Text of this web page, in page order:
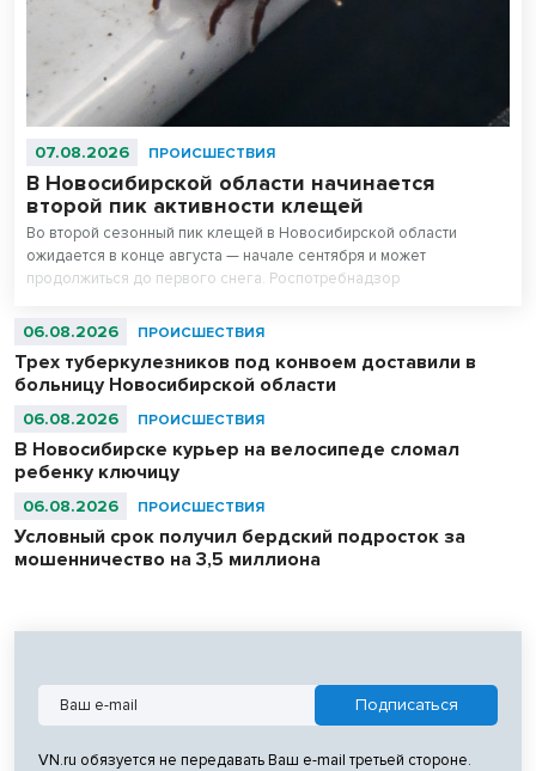
07.08.2026 ПРОИСШЕСТВИЯ
В Новосибирской области начинается
второй пик активности клещей
Во второй сезонный пик клещей в Новосибирской области
ожидается в конце августа — начале сентября и может
продолжиться до первого снега. Роспотребнадзор
тихой охоты — грибников и ягодников.
06.08.2026 ПРОИСШЕСТВИЯ
Трех туберкулезников под конвоем доставили в
больницу Новосибирской области
06.08.2026 ПРОИСШЕСТВИЯ
В Новосибирске курьер на велосипеде сломал
ребенку ключицу
06.08.2026 ПРОИСШЕСТВИЯ
Условный срок получил бердский подросток за
мошенничество на 3,5 миллиона
VN.ru обязуется не передавать Ваш e-mail третьей стороне.